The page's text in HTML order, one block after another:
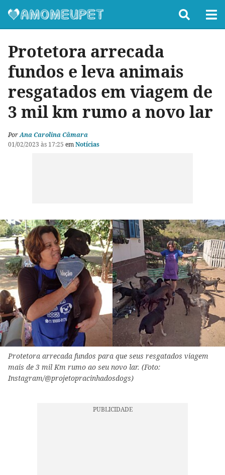
Protetora arrecada
fundos e leva animais
resgatados em viagem de
3 mil km rumo a novo lar
PorAna Carolina Câmara
01/02/2023 às 17:25 emNotícias
Protetora arrecada fundos para que seus resgatados viagem
mais de 3 mil Km rumo ao seu novo lar. (Foto:
Instagram/@projetopracinhadosdogs)